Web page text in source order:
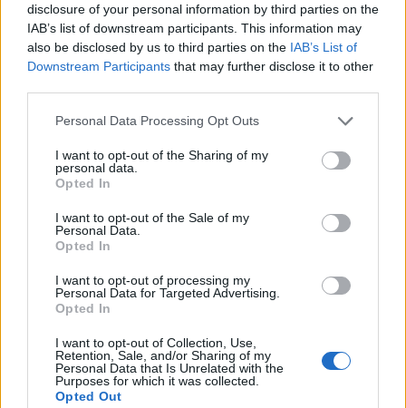
disclosure of your personal information by third parties on the
IAB’s list of downstream participants. This information may
also be disclosed by us to third parties on the IAB’s List of
Downstream Participants that may further disclose it to other
Please note that this website/app uses one or more Google
not limited to your visit or usage behaviour. You may click to
grant or deny consent to Google and its third-party tags to
use your data for below specified purposes in below Google
consent section.
Personal Data Processing Opt Outs
I want to opt-out of the Sharing of my
personal data.
Opted In
I want to opt-out of the Sale of my
Personal Data.
Opted In
I want to opt-out of processing my
Personal Data for Targeted Advertising.
Opted In
I want to opt-out of Collection, Use,
Retention, Sale, and/or Sharing of my
Personal Data that Is Unrelated with the
Purposes for which it was collected.
Opted Out
Čtenáři, potřebujeme tvoji zpětnou vazbu
Zimní sezóna skončila a kdo byl poctivý, už má
Jaro je čas na sumarizaci celé zimy nejen pro
pro vás vytvořili dotazník, abychom od vás
získali zpětnou vazbu a zjistili, co bychom mohli
vylepšit. Váš čas je drahocenný a stejně tak i vaše
rady a názory, proto jsme se rozhodli, že každý,
kdo vyplní dotazník, se zúčastní
startovní čísla na Marcialongu
– slavný italský
závod, který je tak oblíbený u českých laufařů.
Zde můžete vyplnit dotazník
Moc děkujeme za váš čas a ochotu, budeme se